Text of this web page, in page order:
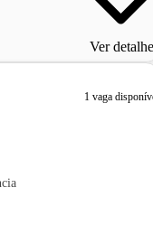
Ver
1 vaga